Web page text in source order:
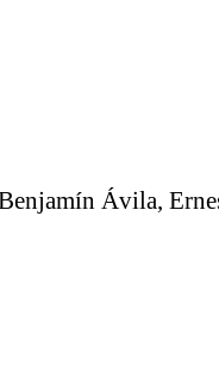
Ávila,